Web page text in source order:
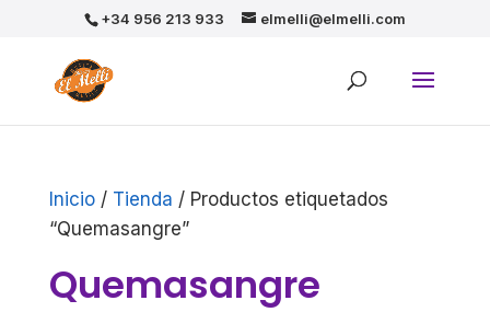
+34 956 213 933 elmelli@elmelli.com
Inicio/ Tienda / Productos etiquetados
“Quemasangre”
Quemasangre